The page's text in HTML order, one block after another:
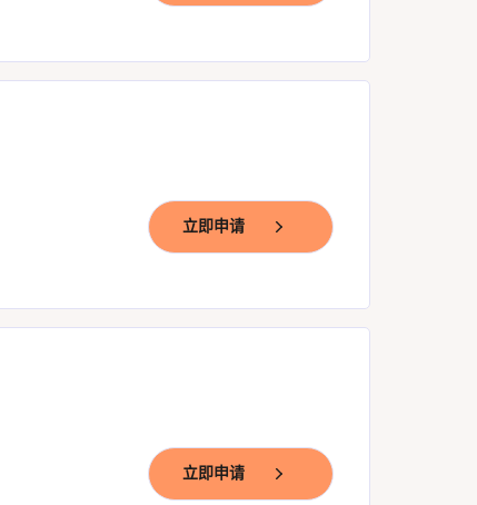
立即申请
立即申请